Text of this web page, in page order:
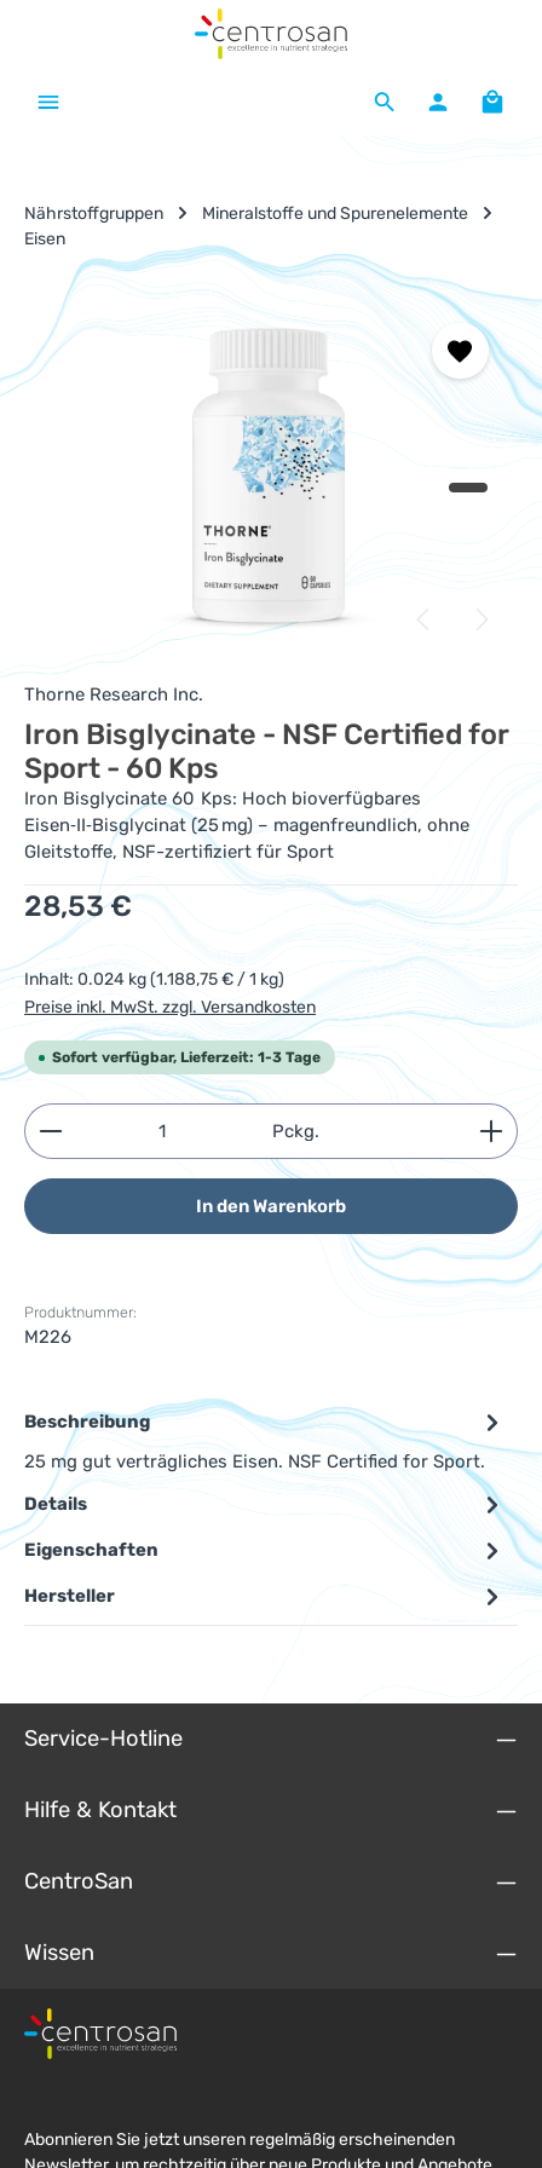
Zum Hauptinhalt springen
Nährstoffgruppen
Mineralstoffe und Spurenelemente
Eisen
Bildergalerie überspringen
Thorne Research Inc.
Iron Bisglycinate - NSF Certified for
Sport - 60 Kps
Iron Bisglycinate 60 Kps: Hoch bioverfügbares
Eisen‑II‑Bisglycinat (25 mg) – magenfreundlich, ohne
Gleitstoffe, NSF-zertifiziert für Sport
Regulärer Preis:
28,53 €
Inhalt: 0.024 kg(1.188,75 € / 1 kg)
Preise inkl. MwSt. zzgl. Versandkosten
Sofort verfügbar, Lieferzeit: 1-3 Tage
Produkt Anzahl: Gib den gewünschten Wert ein
Pckg.
In den Warenkorb
Produktnummer:
M226
Beschreibung
25 mg gut verträgliches Eisen. NSF Certified for Sport.
Details
Eigenschaften
Hersteller
Service-Hotline
Hilfe & Kontakt
CentroSan
Wissen
Abonnieren Sie jetzt unseren regelmäßig erscheinenden